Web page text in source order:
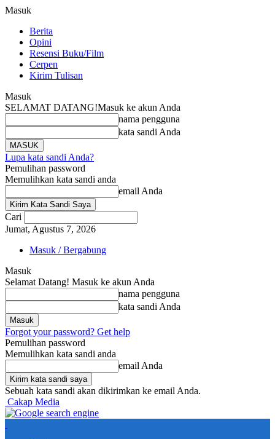
Masuk
Berita
Opini
Resensi Buku/Film
Cerpen
Kirim Tulisan
Masuk
SELAMAT DATANG!Masuk ke akun Anda
nama pengguna
kata sandi Anda
Lupa kata sandi Anda?
Pemulihan password
Memulihkan kata sandi anda
email Anda
Cari
Jumat, Agustus 7, 2026
Masuk / Bergabung
Masuk
Selamat Datang! Masuk ke akun Anda
nama pengguna
kata sandi Anda
Forgot your password? Get help
Pemulihan password
Memulihkan kata sandi anda
email Anda
Sebuah kata sandi akan dikirimkan ke email Anda.
Cakap Media